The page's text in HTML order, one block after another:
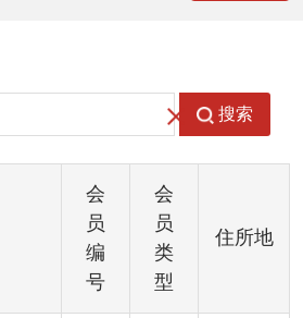
搜索
会
员
编
号
会
员
类
型
住所地